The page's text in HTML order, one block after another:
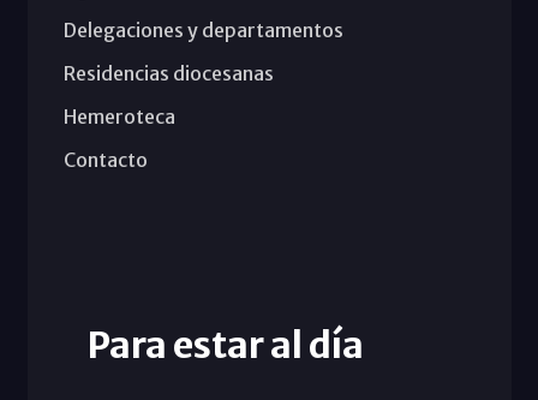
Delegaciones y departamentos
Residencias diocesanas
Hemeroteca
Contacto
Para estar al día